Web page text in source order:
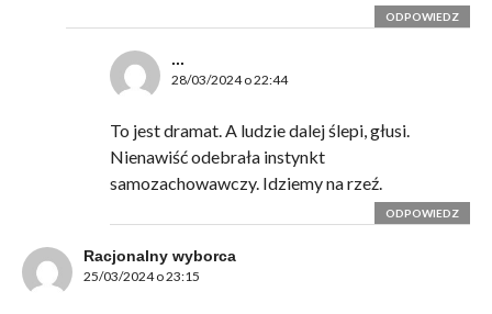
ODPOWIEDZ
...
28/03/2024 o 22:44
To jest dramat. A ludzie dalej ślepi, głusi.
Nienawiść odebrała instynkt
samozachowawczy. Idziemy na rzeź.
ODPOWIEDZ
Racjonalny wyborca
25/03/2024 o 23:15